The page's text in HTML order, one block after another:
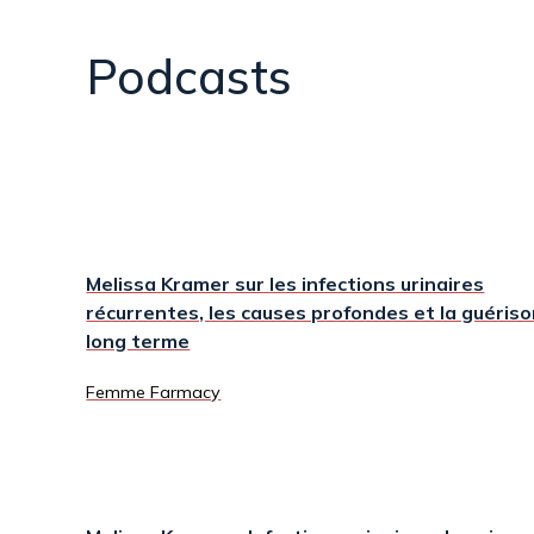
Podcasts
Melissa Kramer sur les infections urinaires
récurrentes, les causes profondes et la
long terme
Femme Farmacy